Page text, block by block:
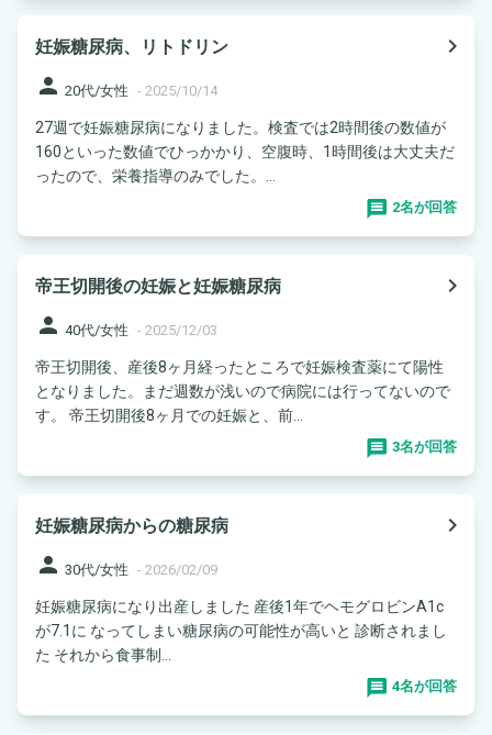
妊娠糖尿病、リトドリン
navigate_next
person 20代/女性 - 2025/10/14
27週で妊娠糖尿病になりました。検査では2時間後の数値が
160といった数値でひっかかり、空腹時、1時間後は大丈夫だ
ったので、栄養指導のみでした。...
2名が回答
帝王切開後の妊娠と妊娠糖尿病
navigate_next
person 40代/女性 - 2025/12/03
帝王切開後、産後8ヶ月経ったところで妊娠検査薬にて陽性
となりました。まだ週数が浅いので病院には行ってないので
す。 帝王切開後8ヶ月での妊娠と、前...
3名が回答
妊娠糖尿病からの糖尿病
navigate_next
person 30代/女性 - 2026/02/09
妊娠糖尿病になり出産しました 産後1年でヘモグロビンA1c
が7.1に なってしまい糖尿病の可能性が高いと 診断されまし
た それから食事制...
4名が回答